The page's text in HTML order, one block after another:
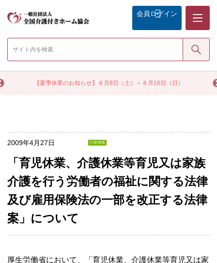
【夏季休業のお知らせ】８月8日（土）～８月16日（日）
会員 ログイン
検索
2009年4月27日 行政情報
「育児休業、介護休業等育児又は家族
介護を行う労働者の福祉に関する法律
及び雇用保険法の一部を改正する法律
案」について
厚生労働省において、「育児休業、介護休業等育児又は家